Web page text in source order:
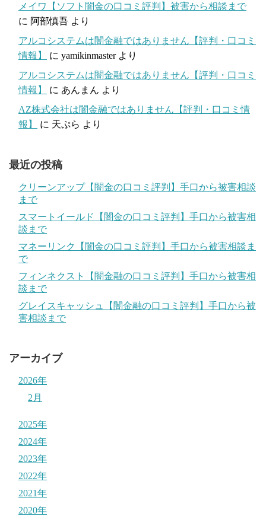
メイワ【ソフト闇金の口コミ評判】被害から相談まで
に 阿部慎吾 より
アルコシステムは闇金融ではありません【評判・口コミ
情報】
に yamikinmasterより
アルコシステムは闇金融ではありません【評判・口コミ
情報】
に あんまん より
AZ株式会社は闇金融ではありません【評判・口コミ情
報】
に 天ぷら より
最近の投稿
クリーンアップ【闇金の口コミ評判】手口から被害相談
まで
スマートイールド【闇金の口コミ評判】手口から被害相
談まで
マネーリンク【闇金の口コミ評判】手口から被害相談ま
で
フィンネクスト【闇金融の口コミ評判】手口から被害相
談まで
グレイスキャッシュ【闇金融の口コミ評判】手口から被
害相談まで
アーカイブ
2026年
2月
2025年
2024年
2023年
2022年
2021年
2020年